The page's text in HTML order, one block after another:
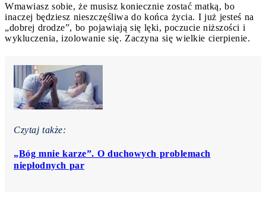
Wmawiasz sobie, że musisz koniecznie zostać matką, bo
inaczej będziesz nieszczęśliwa do końca życia. I już jesteś na
„dobrej drodze”, bo pojawiają się lęki, poczucie niższości i
wykluczenia, izolowanie się. Zaczyna się wielkie cierpienie.
Czytaj także:
„Bóg mnie karze”. O duchowych problemach
niepłodnych par